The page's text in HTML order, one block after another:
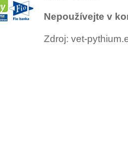
Nepoužívejte v
Zdroj: vet-